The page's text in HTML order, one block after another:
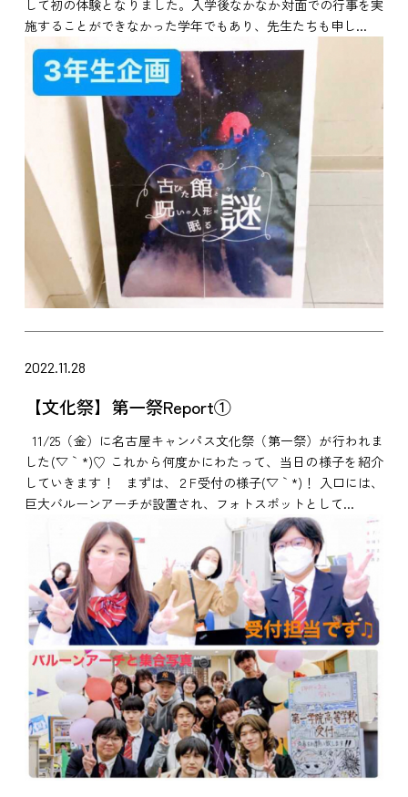
して初の体験となりました。入学後なかなか対面での行事を実
施することができなかった学年でもあり、先生たちも申し...
2022.11.28
【文化祭】第一祭Report①
11/25（金）に名古屋キャンパス文化祭（第一祭）が行われま
した(´▽｀*)♡ これから何度かにわたって、当日の様子を紹介
していきます！ まずは、２F受付の様子(´▽｀*)！ 入口には、
巨大バルーンアーチが設置され、フォトスポットとして...